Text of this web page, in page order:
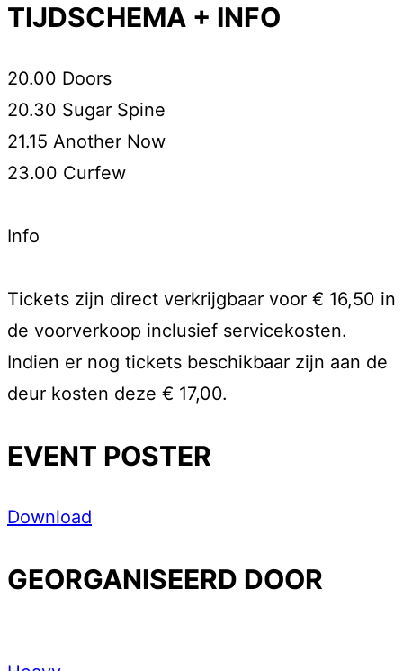
TIJDSCHEMA + INFO
20.00 Doors
20.30 Sugar Spine
21.15 Another Now
23.00 Curfew
Info
Tickets zijn direct verkrijgbaar voor € 16,50 in
de voorverkoop inclusief servicekosten.
Indien er nog tickets beschikbaar zijn aan de
deur kosten deze € 17,00.
EVENT POSTER
Download
GEORGANISEERD DOOR